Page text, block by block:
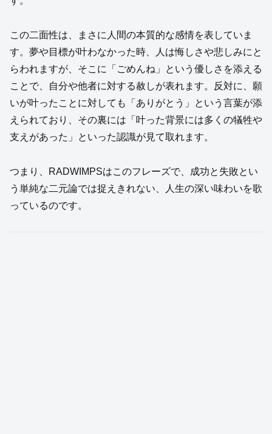
この二面性は、まさに人間の本質的な感情を表していま
す。夢や目標が叶わなかった時、人は悔しさや悲しみにと
らわれますが、そこに「ごめんね」という優しさを添える
ことで、自分や他者に対する赦しが表れます。反対に、願
いが叶ったことに対しても「ありがとう」という言葉が添
えられており、その裏には「叶った背景には多くの犠牲や
支えがあった」といった認識が見て取れます。
つまり、RADWIMPSはこのフレーズで、成功と失敗とい
う単純な二元論では捉えきれない、人生の深い味わいを歌
っているのです。